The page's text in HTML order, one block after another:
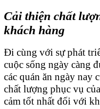
Cải thiện chất
khách hàng
Đi cùng với sự phát
cuộc sống ngày càng
các quán ăn ngày nay
chất lượng phục vụ
cảm tốt nhất đối với